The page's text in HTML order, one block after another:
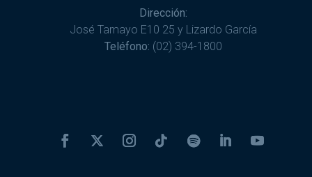
Dirección:
José Tamayo E10 25 y Lizardo García
Teléfono: (02) 394-1800